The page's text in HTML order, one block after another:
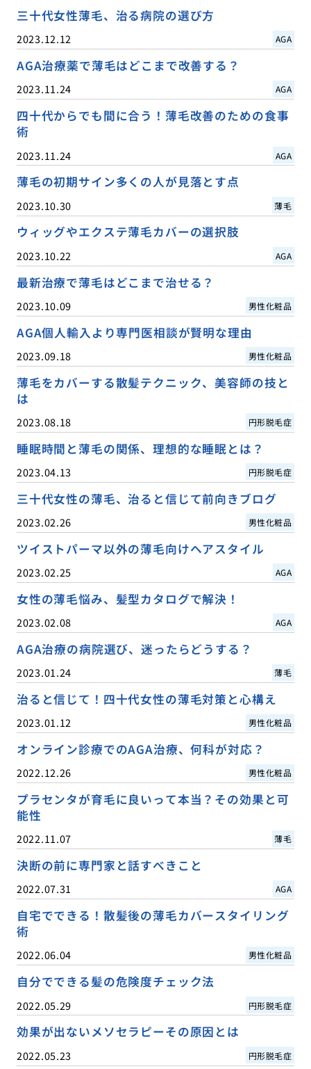
三十代女性薄毛、治る病院の選び方
2023.12.12 AGA
AGA治療薬で薄毛はどこまで改善する？
2023.11.24 AGA
四十代からでも間に合う！薄毛改善のための食事
術
2023.11.24 AGA
薄毛の初期サイン多くの人が見落とす点
2023.10.30 薄毛
ウィッグやエクステ薄毛カバーの選択肢
2023.10.22 AGA
最新治療で薄毛はどこまで治せる？
2023.10.09 男性化粧品
AGA個人輸入より専門医相談が賢明な理由
2023.09.18 男性化粧品
薄毛をカバーする散髪テクニック、美容師の技と
は
2023.08.18 円形脱毛症
睡眠時間と薄毛の関係、理想的な睡眠とは？
2023.04.13 円形脱毛症
三十代女性の薄毛、治ると信じて前向きブログ
2023.02.26 男性化粧品
ツイストパーマ以外の薄毛向けヘアスタイル
2023.02.25 AGA
女性の薄毛悩み、髪型カタログで解決！
2023.02.08 AGA
AGA治療の病院選び、迷ったらどうする？
2023.01.24 薄毛
治ると信じて！四十代女性の薄毛対策と心構え
2023.01.12 男性化粧品
オンライン診療でのAGA治療、何科が対応？
2022.12.26 男性化粧品
プラセンタが育毛に良いって本当？その効果と可
能性
2022.11.07 薄毛
決断の前に専門家と話すべきこと
2022.07.31 AGA
自宅でできる！散髪後の薄毛カバースタイリング
術
2022.06.04 男性化粧品
自分でできる髪の危険度チェック法
2022.05.29 円形脱毛症
効果が出ないメソセラピーその原因とは
2022.05.23 円形脱毛症